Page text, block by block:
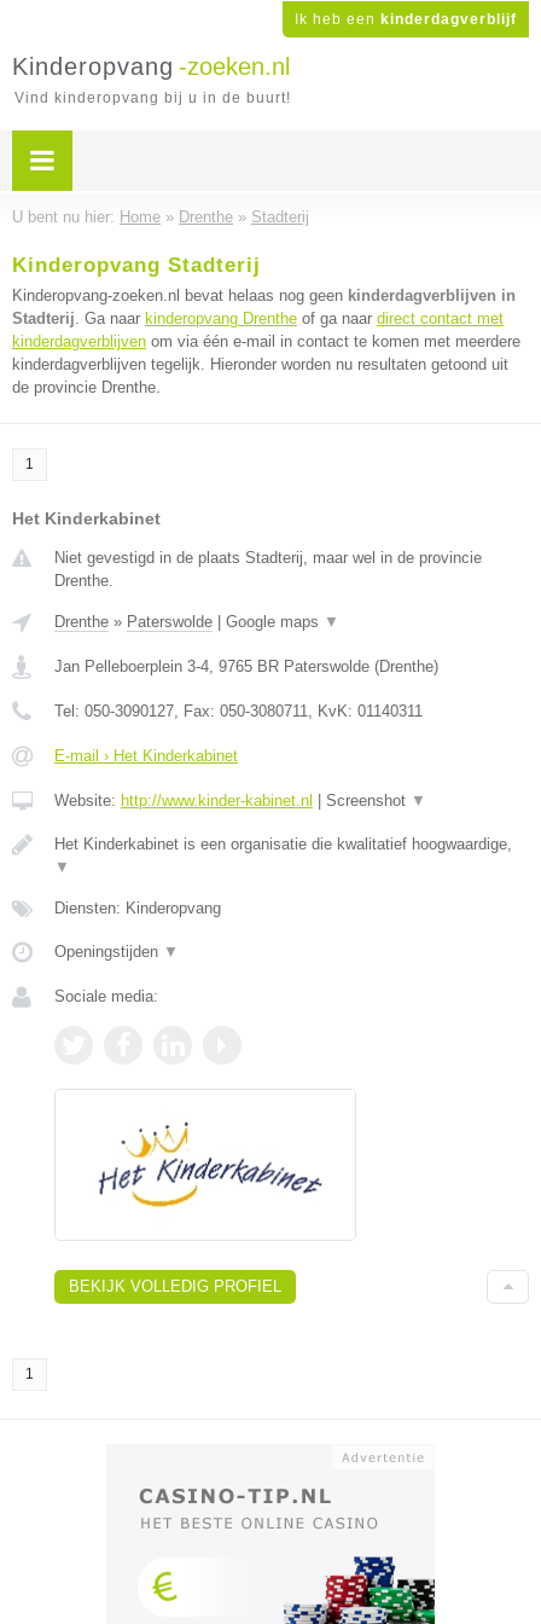
Ik heb een kinderdagverblijf
Kinderopvang -zoeken.nl
Vind kinderopvang bij u in de buurt!
U bent nu hier: Home » Drenthe » Stadterij
Kinderopvang Stadterij
Kinderopvang-zoeken.nl bevat helaas nog geen kinderdagverblijven in
Stadterij. Ga naar kinderopvang Drenthe of ga naar direct contact met
kinderdagverblijven om via één e-mail in contact te komen met meerdere
kinderdagverblijven tegelijk. Hieronder worden nu resultaten getoond uit
de provincie Drenthe.
1
Het Kinderkabinet
Niet gevestigd in de plaats Stadterij, maar wel in de provincie
Drenthe.
Drenthe » Paterswolde Google maps ▼
Jan Pelleboerplein 3-4, 9765 BR Paterswolde (Drenthe)
Tel: 050-3090127, Fax: 050-3080711, KvK: 01140311
E-mail › Het Kinderkabinet
Website: http://www.kinder-kabinet.nl Screenshot ▼
Het Kinderkabinet is een organisatie die kwalitatief hoogwaardige,
▼
Diensten: Kinderopvang
Openingstijden ▼
Sociale media:
BEKIJK VOLLEDIG PROFIEL
1